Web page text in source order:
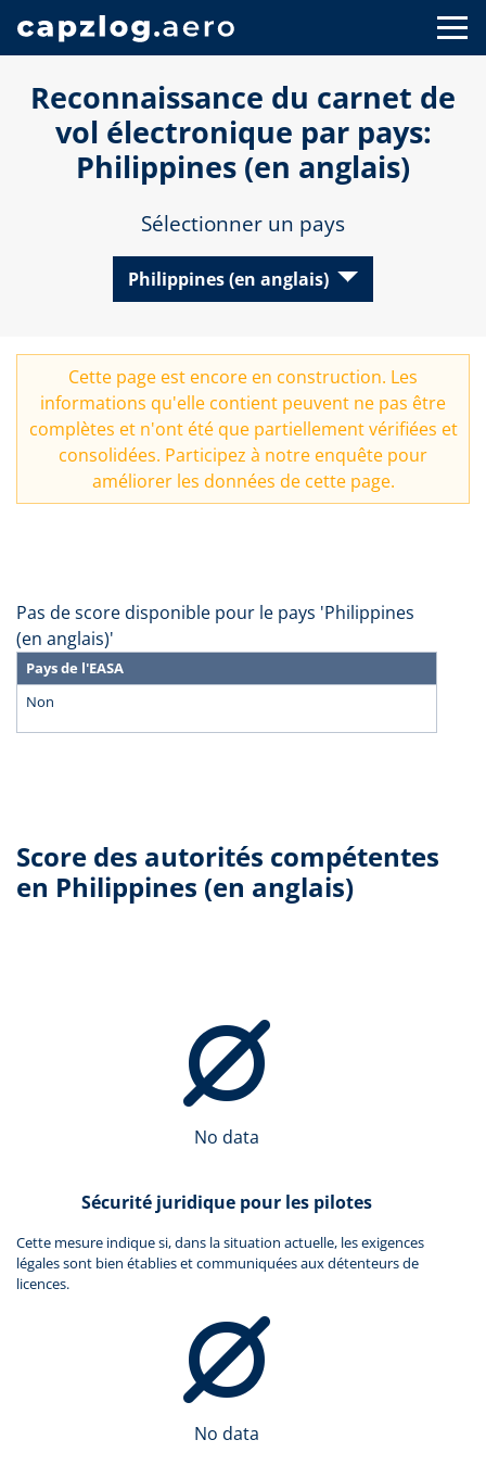
Reconnaissance du carnet de
vol électronique par pays:
Philippines (en anglais)
Sélectionner un pays
Philippines (en anglais)
Cette page est encore en construction. Les
informations qu'elle contient peuvent ne pas être
complètes et n'ont été que partiellement vérifiées et
consolidées. Participez à notre enquête pour
améliorer les données de cette page.
Pas de score disponible pour le pays 'Philippines
(en anglais)'
Pays de l'EASA
Non
Score des autorités compétentes
en Philippines (en anglais)
No data
Sécurité juridique pour les pilotes
Cette mesure indique si, dans la situation actuelle, les exigences
légales sont bien établies et communiquées aux détenteurs de
licences.
No data